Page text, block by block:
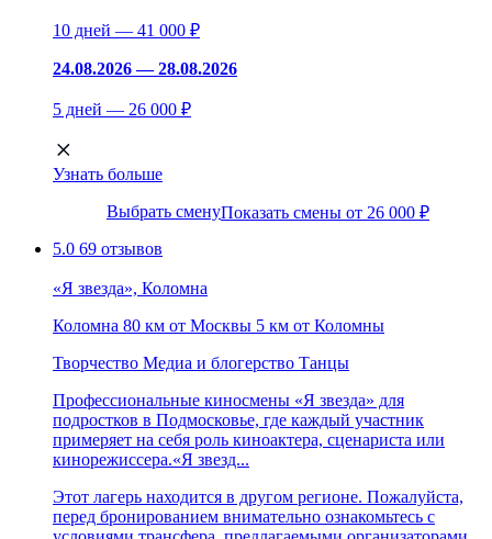
10 дней — 41 000 ₽
24.08.2026 — 28.08.2026
5 дней — 26 000 ₽
Узнать больше
Выбрать сменуПоказать смены от 26 000 ₽
5.0 69 отзывов
«Я звезда», Коломна
Коломна 80 км от Москвы 5 км от Коломны
Творчество Медиа и блогерство Танцы
Профессиональные киносмены «Я звезда» для
подростков в Подмосковье, где каждый участник
примеряет на себя роль киноактера, сценариста или
кинорежиссера.«Я звезд...
Этот лагерь находится в другом регионе. Пожалуйста,
перед бронированием внимательно ознакомьтесь с